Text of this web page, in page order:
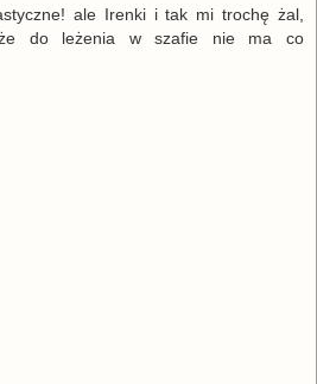
ale Irenki i tak mi trochę żal,
że do leżenia w szafie nie ma co